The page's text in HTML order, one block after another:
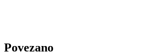
Povezano